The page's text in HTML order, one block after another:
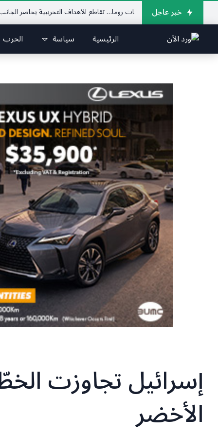
خبر عاجل
يدهم مفاوضات روما… تقاطع الأهداف التخريبية يحاصر الجانب اللبناني
الرئيسية سياسة الحرب
إسرائيل تجاوزت
الأخضر